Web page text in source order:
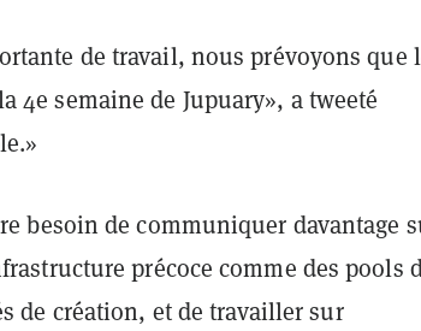
de travail, nous prévoyons que
4e semaine de Jupuary», a tweeté
besoin de communiquer davantage
précoce comme des pools
de création, et de travailler sur